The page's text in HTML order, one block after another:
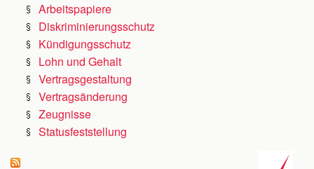
Arbeitspapiere
Diskriminierungsschutz
Kündigungsschutz
Lohn und Gehalt
Vertragsgestaltung
Vertragsänderung
Zeugnisse
Statusfeststellung